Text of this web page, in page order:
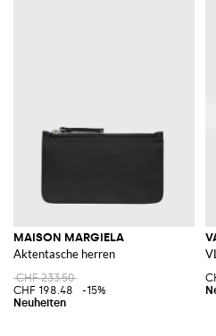
MAISON MARGIELA
Aktentasche herren
CHF 233.50
CHF 198.48
-15%